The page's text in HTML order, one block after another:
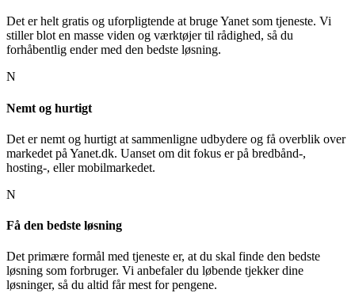
Det er helt gratis og uforpligtende at bruge Yanet som tjeneste. Vi
stiller blot en masse viden og værktøjer til rådighed, så du
forhåbentlig ender med den bedste løsning.
N
Nemt og hurtigt
Det er nemt og hurtigt at sammenligne udbydere og få overblik over
markedet på Yanet.dk. Uanset om dit fokus er på bredbånd-,
hosting-, eller mobilmarkedet.
N
Få den bedste løsning
Det primære formål med tjeneste er, at du skal finde den bedste
løsning som forbruger. Vi anbefaler du løbende tjekker dine
løsninger, så du altid får mest for pengene.